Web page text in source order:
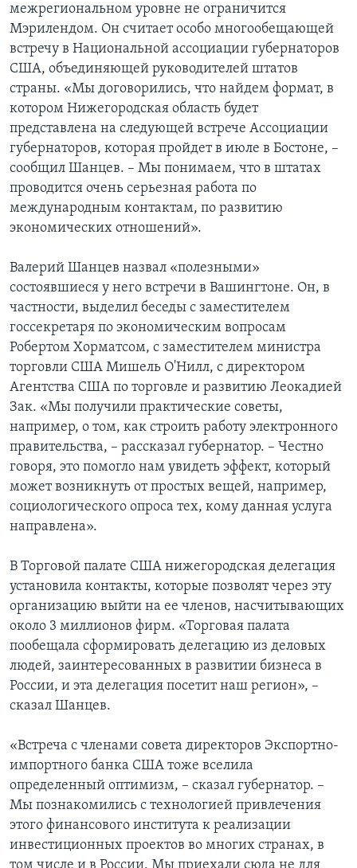
межрегиональном уровне не ограничится
Мэрилендом. Он считает особо многообещающей
встречу в Национальной ассоциации губернаторов
США, объединяющей руководителей штатов
страны. «Мы договорились, что найдем формат, в
котором Нижегородская область будет
представлена на следующей встрече Ассоциации
губернаторов, которая пройдет в июле в Бостоне, –
сообщил Шанцев. – Мы понимаем, что в штатах
проводится очень серьезная работа по
международным контактам, по развитию
экономических отношений».
Валерий Шанцев назвал «полезными»
состоявшиеся у него встречи в Вашингтоне. Он, в
частности, выделил беседы с заместителем
госсекретаря по экономическим вопросам
Робертом Хорматсом, с заместителем министра
торговли США Мишель О'Нилл, с директором
Агентства США по торговле и развитию Леокадией
Зак. «Мы получили практические советы,
например, о том, как строить работу электронного
правительства, – рассказал губернатор. – Честно
говоря, это помогло нам увидеть эффект, который
может возникнуть от простых вещей, например,
социологического опроса тех, кому данная услуга
направлена».
В Торговой палате США нижегородская делегация
установила контакты, которые позволят через эту
организацию выйти на ее членов, насчитывающих
около 3 миллионов фирм. «Торговая палата
пообещала сформировать делегацию из деловых
людей, заинтересованных в развитии бизнеса в
России, и эта делегация посетит наш регион», –
сказал Шанцев.
«Встреча с членами совета директоров Экспортно-
импортного банка США тоже вселила
определенный оптимизм, – сказал губернатор. –
Мы познакомились с технологией привлечения
этого финансового института к реализации
инвестиционных проектов во многих странах, в